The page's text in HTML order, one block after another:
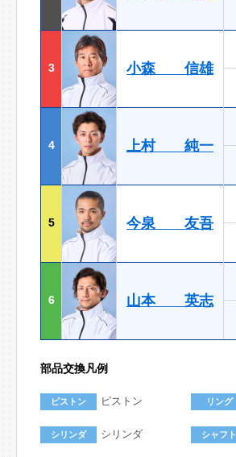
3 小森 信雄
4 上村 純一
5 今泉 友吾
6 山本 英志
部品交換凡例
ピストン ピストン リング
シリンダ シリンダ シャフト